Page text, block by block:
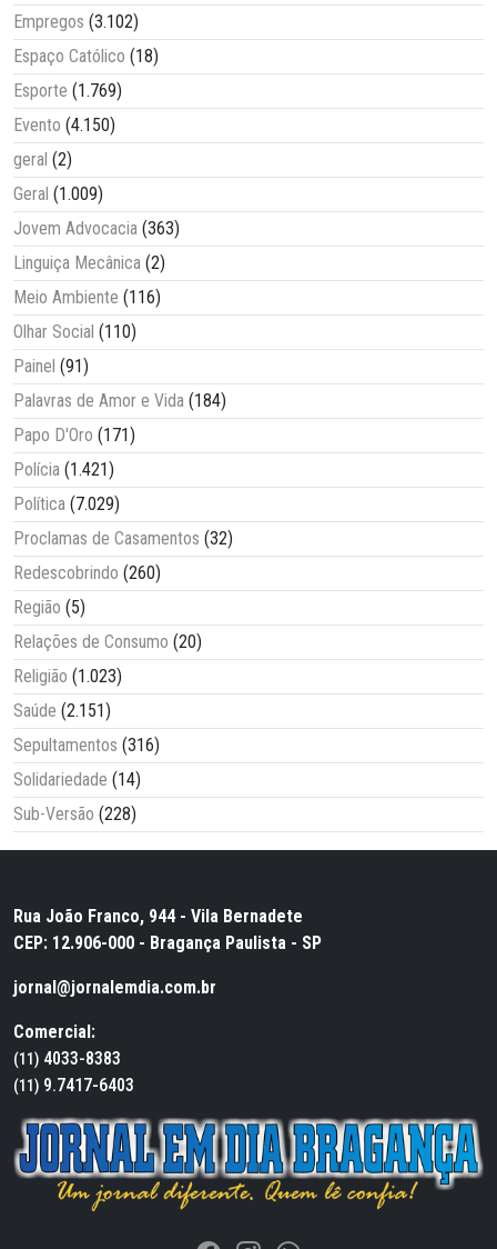
Empregos (3.102)
Espaço Católico (18)
Esporte (1.769)
Evento (4.150)
geral (2)
Geral (1.009)
Jovem Advocacia (363)
Linguiça Mecânica (2)
Meio Ambiente (116)
Olhar Social (110)
Painel (91)
Palavras de Amor e Vida (184)
Papo D'Oro (171)
Polícia (1.421)
Política (7.029)
Proclamas de Casamentos (32)
Redescobrindo (260)
Região (5)
Relações de Consumo (20)
Religião (1.023)
Saúde (2.151)
Sepultamentos (316)
Solidariedade (14)
Sub-Versão (228)
Rua João Franco, 944 - Vila Bernadete
CEP: 12.906-000 - Bragança Paulista - SP
jornal@jornalemdia.com.br
Comercial:
(11) 4033-8383
(11) 9.7417-6403